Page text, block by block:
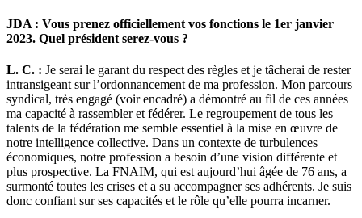
JDA : Vous prenez officiellement vos fonctions le 1er janvier
2023. Quel président serez-vous ?
L. C. : Je serai le garant du respect des règles et je tâcherai de rester
intransigeant sur l’ordonnancement de ma profession. Mon parcours
syndical, très engagé (voir encadré) a démontré au fil de ces années
ma capacité à rassembler et fédérer. Le regroupement de tous les
talents de la fédération me semble essentiel à la mise en œuvre de
notre intelligence collective. Dans un contexte de turbulences
économiques, notre profession a besoin d’une vision différente et
plus prospective. La FNAIM, qui est aujourd’hui âgée de 76 ans, a
surmonté toutes les crises et a su accompagner ses adhérents. Je suis
donc confiant sur ses capacités et le rôle qu’elle pourra incarner.